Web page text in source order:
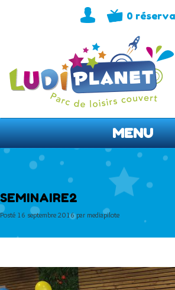
0
MENU
SEMINAIRE2
Posté 16 septembre 2016 par mediapilote